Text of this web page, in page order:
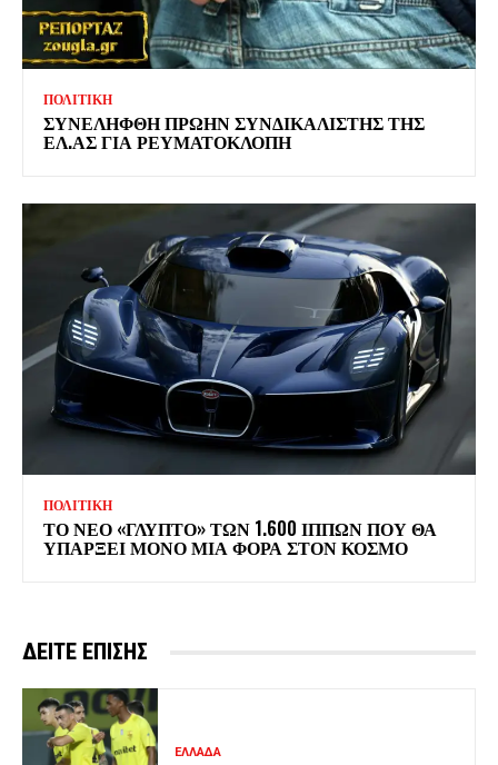
ΠΟΛΙΤΙΚΗ
ΣΥΝΕΛΗΦΘΗ ΠΡΩΗΝ ΣΥΝΔΙΚΑΛΙΣΤΗΣ ΤΗΣ
ΕΛ.ΑΣ ΓΙΑ ΡΕΥΜΑΤΟΚΛΟΠΗ
ΠΟΛΙΤΙΚΗ
ΤΟ ΝΕΟ «ΓΛΥΠΤΟ» ΤΩΝ 1.600 ΙΠΠΩΝ ΠΟΥ ΘΑ
ΥΠΑΡΞΕΙ ΜΟΝΟ ΜΙΑ ΦΟΡΑ ΣΤΟΝ ΚΟΣΜΟ
ΔΕΙΤΕ ΕΠΙΣΗΣ
ΕΛΛΑΔΑ